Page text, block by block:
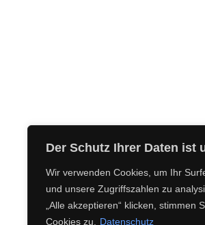
Der Schutz Ihrer Daten ist
Wir verwenden Cookies, um Ihr
und unsere Zugriffszahlen zu
„Alle akzeptieren“ klicken, stimmen
Cookies zu.
Datenschutz